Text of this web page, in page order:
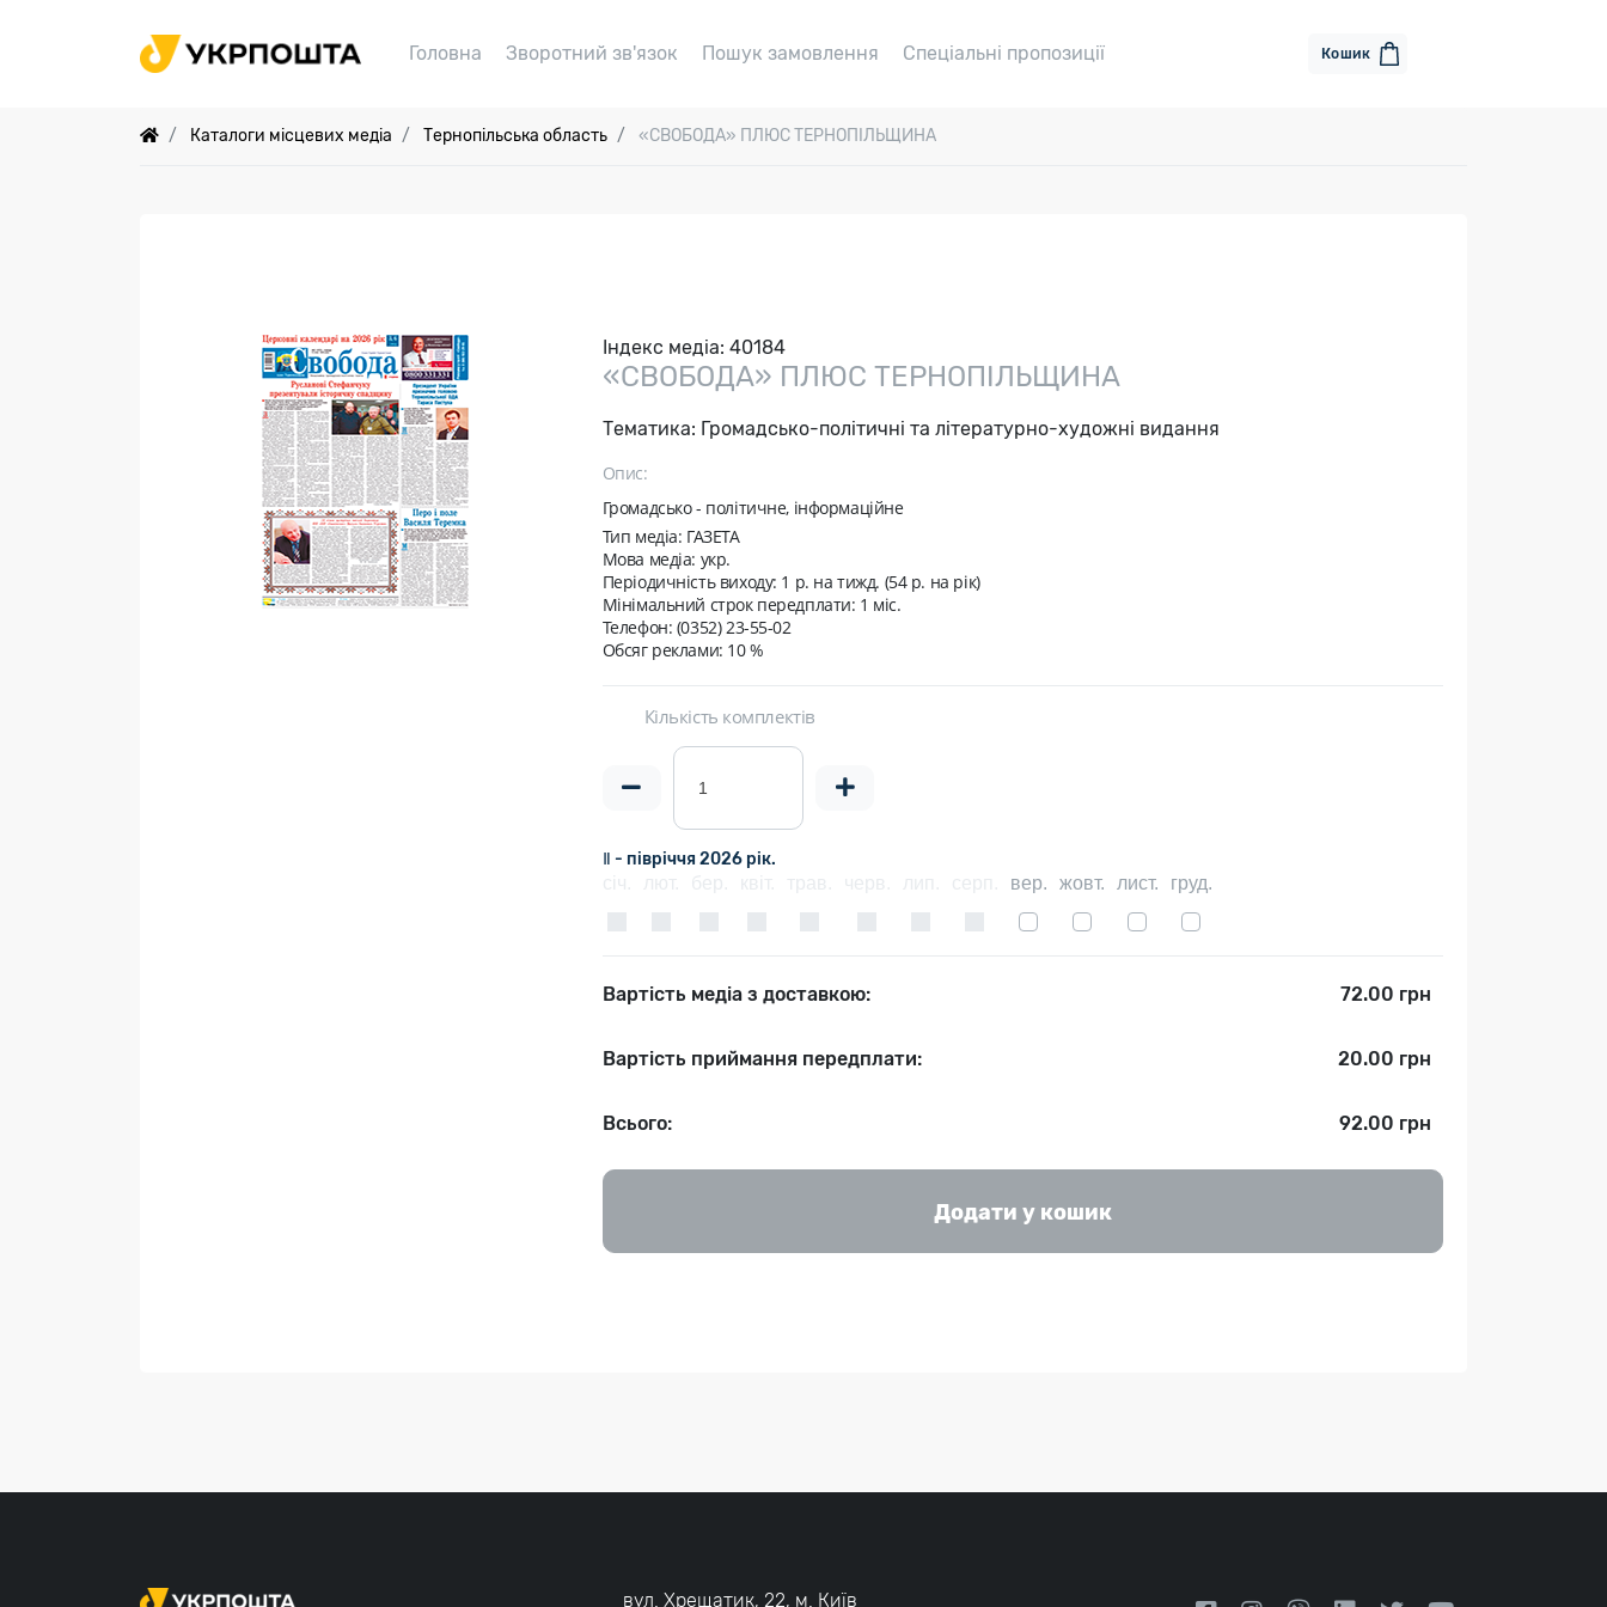
Головна Зворотний зв'язок Пошук замовлення Спеціальні пропозиції Кошик
Каталоги місцевих медіа Тернопільська область «СВОБОДА» ПЛЮС ТЕРНОПІЛЬЩИНА
Індекс медіа: 40184
«СВОБОДА» ПЛЮС ТЕРНОПІЛЬЩИНА
Тематика: Громадсько-політичні та літературно-художні видання
Опис:
Громадсько - політичне, інформаційне
Тип медіа: ГАЗЕТА
Мова медіа: укр.
Періодичність виходу: 1 р. на тижд. (54 р. на рік)
Мінімальний строк передплати: 1 міс.
Телефон: (0352) 23-55-02
Обсяг реклами: 10 %
Кількість комплектів
Ⅱ - півріччя 2026 рік.
вер. жовт. лист. груд.
Вартість медіа з доставкою: 72.00 грн
Вартість приймання передплати: 20.00 грн
Всього: 92.00 грн
Додати у кошик
вул. Хрещатик, 22, м. Київ